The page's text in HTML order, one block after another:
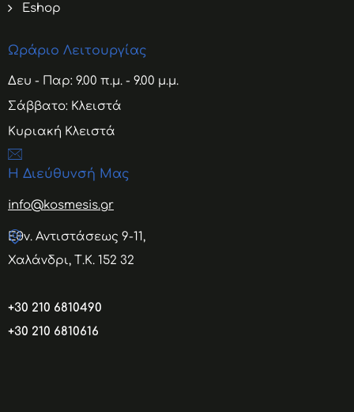
Eshop
Ωράριο Λειτουργίας
Δευ - Παρ: 9.00 π.μ. - 9.00 μ.μ.
Σάββατο: Κλειστά
Κυριακή Κλειστά
Η Διεύθυνσή Μας
Εθν. Αντιστάσεως 9-11,
Χαλάνδρι, Τ.Κ. 152 32
+30 210 6810490
+30 210 6810616
info@kosmesis.gr